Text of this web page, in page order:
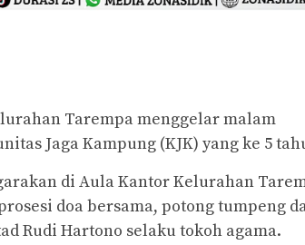
Tarempa menggelar malam
Jaga Kampung (KJK) yang ke 5
di Aula Kantor Kelurahan
doa bersama, potong tumpeng
Rudi Hartono selaku tokoh agama.